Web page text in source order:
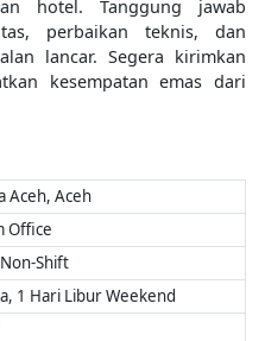
hotel. Tanggung jawab
perbaikan teknis, dan
lancar. Segera kirimkan
kesempatan emas dari
Aceh, Aceh
Office
Shift
1 Hari Libur Weekend